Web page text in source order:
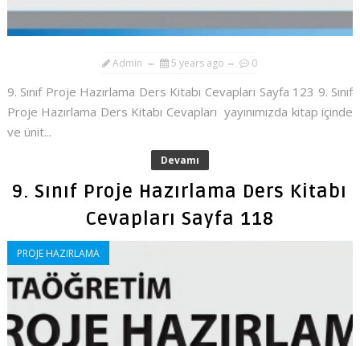
Admin 5 years ago 0
9. Sınıf Proje Hazırlama Ders Kitabı Cevapları Sayfa 123 9. Sınıf
Proje Hazırlama Ders Kitabı Cevapları yayınımızda kitap içinde
ve ünit...
Devamı
9. Sınıf Proje Hazırlama Ders Kitabı
Cevapları Sayfa 118
PROJE HAZIRLAMA